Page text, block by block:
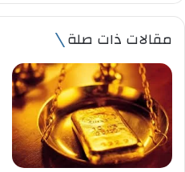
ر
د
ا
ك
ت
مقالات ذات صلة